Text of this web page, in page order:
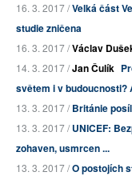
16. 3. 2017 /Velká část
studie zničena
16. 3. 2017 /Václav
14. 3. 2017 /Jan Čulík
světem i v budoucnosti?
13. 3. 2017 /Británie
13. 3. 2017 /UNICEF:
zohaven, usmrcen ...
13. 3. 2017 /O postojích